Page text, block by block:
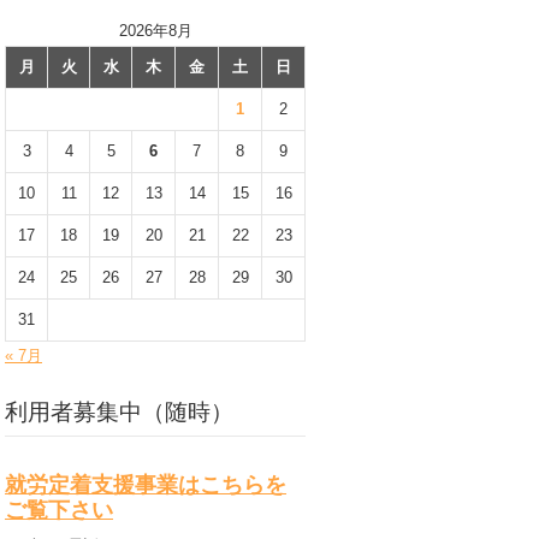
2026年8月
月
火 水 木 金 土 日
1 2
3 4 5 6 7 8 9
10 11 12 13 14 15 16
17 18 19 20 21 22 23
24 25 26 27 28 29 30
31
« 7月
利用者募集中（随時）
就労定着支援事業はこちらを
ご覧下さい